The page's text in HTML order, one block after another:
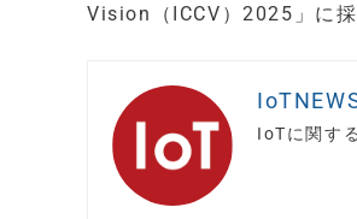
Vision（ICCV）2025」に
IoTに関す